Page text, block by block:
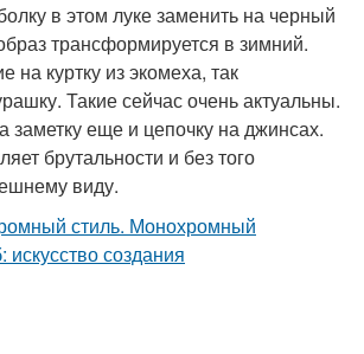
в этом луке заменить на черный
трансформируется в зимний.
куртку из экомеха, так
Такие сейчас очень актуальны.
заметку еще и цепочку на джинсах.
брутальности и без того
виду.